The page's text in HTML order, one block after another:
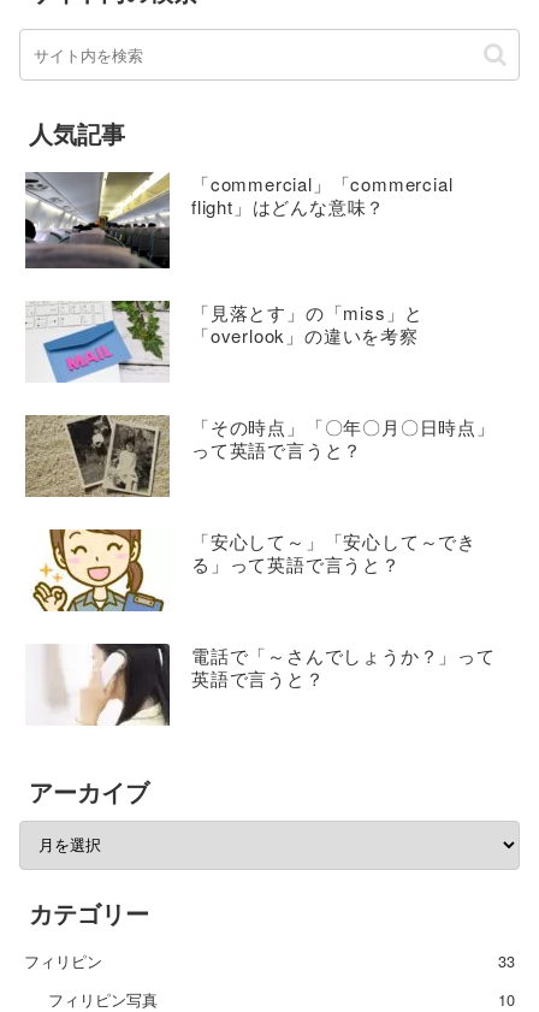
人気記事
「commercial」「commercial
flight」はどんな意味？
「見落とす」の「miss」と
「overlook」の違いを考察
「その時点」「〇年〇月〇日時点」
って英語で言うと？
「安心して～」「安心して～でき
る」って英語で言うと？
電話で「～さんでしょうか？」って
英語で言うと？
アーカイブ
カテゴリー
フィリピン
33
フィリピン写真
10